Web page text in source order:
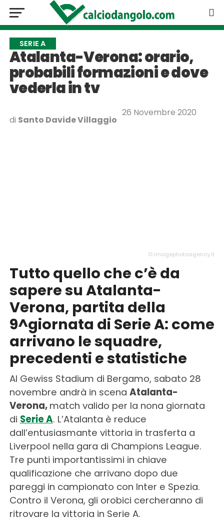
SERIE A
Atalanta-Verona: orario,
probabili formazioni e dove
vederla in tv
di Santo Davide Villaggio
26 Novembre 2020
© imagephotoagency.it
Tutto quello che c’è da
sapere su Atalanta-
Verona, partita della
9^giornata di Serie A: come
arrivano le squadre,
precedenti e statistiche
Al Gewiss Stadium di Bergamo, sabato 28
novembre andrà in scena Atalanta-
Verona, match valido per la nona giornata
di Serie A. L’Atalanta è reduce
dall’entusiasmante vittoria in trasferta a
Liverpool nella gara di Champions League.
Tre punti importantissimi in chiave
qualificazione che arrivano dopo due
pareggi in campionato con Inter e Spezia.
Contro il Verona, gli orobici cercheranno di
ritrovare la vittoria in Serie A.